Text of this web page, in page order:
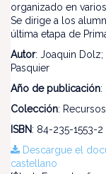
organizado en
Se dirige a los
última etapa de
Autor: Joaquin Dolz;
Pasquier
Año de publicación:
Colección:
ISBN: 84-235-1553-2
Descargue el
castellano